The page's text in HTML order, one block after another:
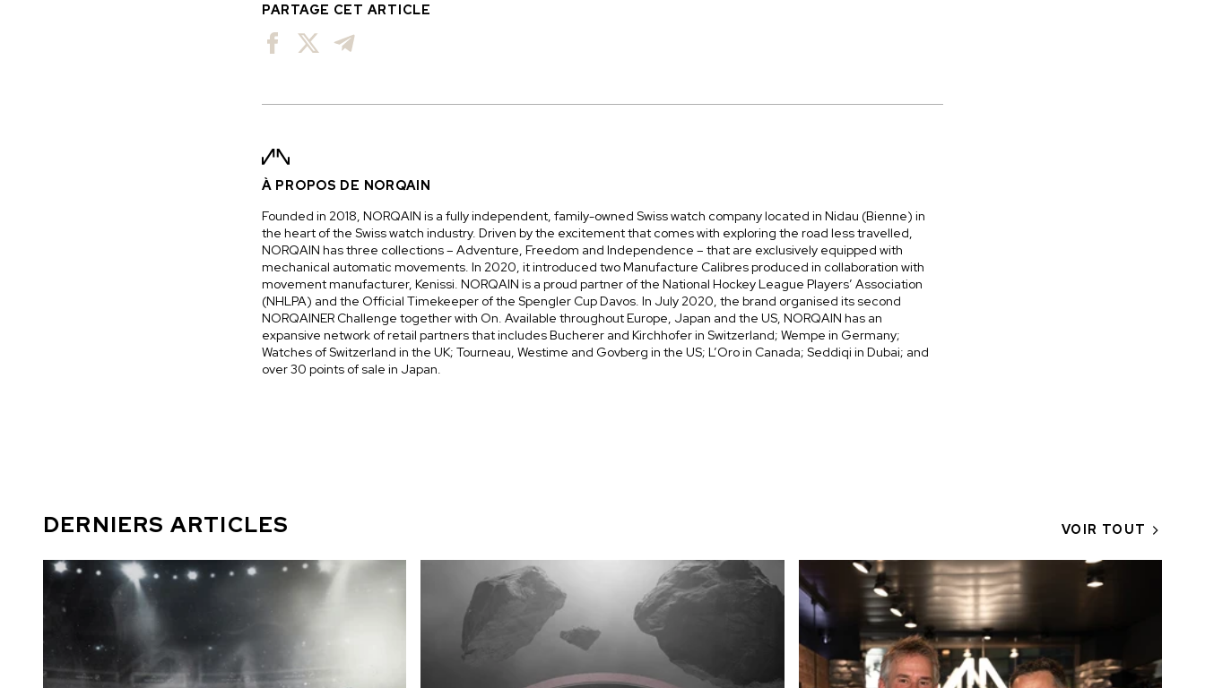
PARTAGE CET ARTICLE
À PROPOS DE NORQAIN
Founded in 2018, NORQAIN is a fully independent, family-owned Swiss watch company located in Nidau (Bienne) in
the heart of the Swiss watch industry. Driven by the excitement that comes with exploring the road less travelled,
NORQAIN has three collections – Adventure, Freedom and Independence – that are exclusively equipped with
mechanical automatic movements. In 2020, it introduced two Manufacture Calibres produced in collaboration with
movement manufacturer, Kenissi. NORQAIN is a proud partner of the National Hockey League Players’ Association
(NHLPA) and the Official Timekeeper of the Spengler Cup Davos. In July 2020, the brand organised its second
NORQAINER Challenge together with On. Available throughout Europe, Japan and the US, NORQAIN has an
expansive network of retail partners that includes Bucherer and Kirchhofer in Switzerland; Wempe in Germany;
Watches of Switzerland in the UK; Tourneau, Westime and Govberg in the US; L’Oro in Canada; Seddiqi in Dubai; and
over 30 points of sale in Japan.
DERNIERS ARTICLES VOIR TOUT